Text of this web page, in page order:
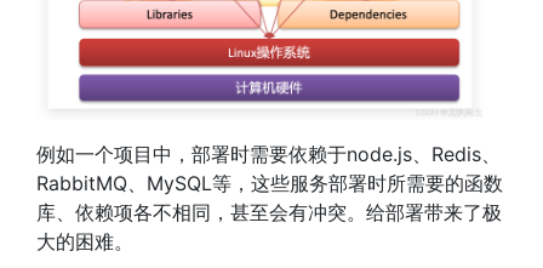
例如一个项目中，部署时需要依赖于node.js、Redis、
RabbitMQ、MySQL等，这些服务部署时所需要的函数
库、依赖项各不相同，甚至会有冲突。给部署带来了极
大的困难。